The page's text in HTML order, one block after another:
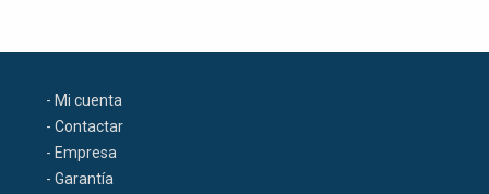
- Mi cuenta
- Contactar
- Empresa
- Garantía